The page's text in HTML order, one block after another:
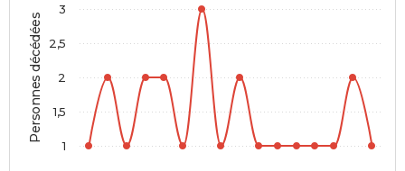
Personnes décédées
1
1,5
2
2,5
3